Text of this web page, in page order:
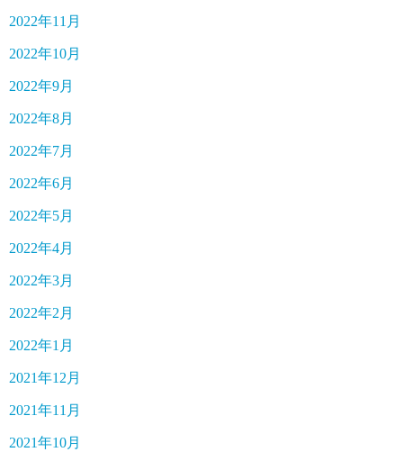
2022年11月
2022年10月
2022年9月
2022年8月
2022年7月
2022年6月
2022年5月
2022年4月
2022年3月
2022年2月
2022年1月
2021年12月
2021年11月
2021年10月